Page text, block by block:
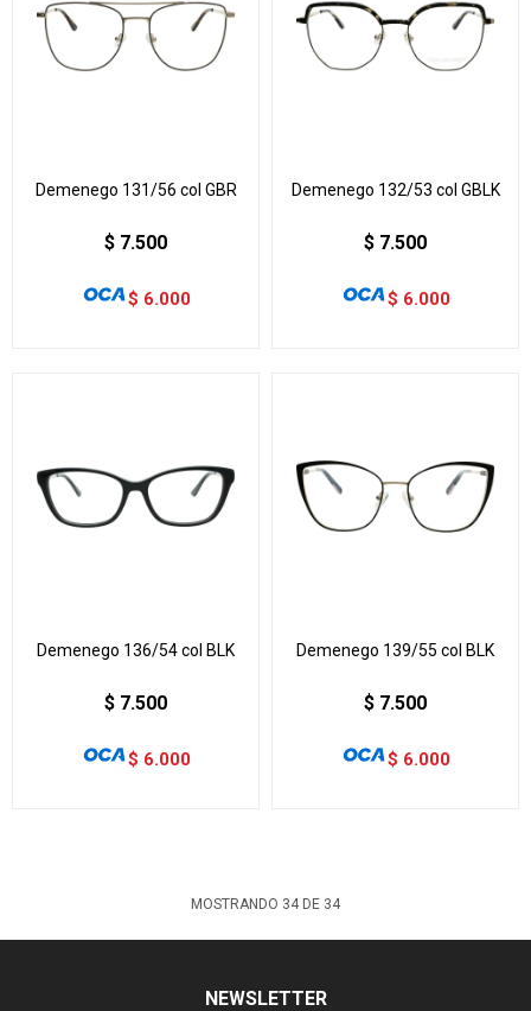
Demenego 131/56 col GBR
$ 7.500
$ 6.000
Demenego 132/53 col GBLK
$ 7.500
$ 6.000
Demenego 136/54 col BLK
$ 7.500
$ 6.000
Demenego 139/55 col BLK
$ 7.500
$ 6.000
MOSTRANDO 34 DE 34
NEWSLETTER